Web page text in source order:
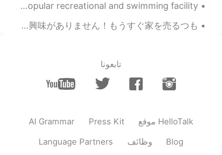
JP
EN
最近火事がほんとに多い気がする。。
Thank you prairie!! 😄 I went to
Costco! Hahaha. But I also bought a new
cap🧢 and new swim trunks. Getting
prairie
2021.07.22 10:13
It was a beautiful day in SF. Sutro Baths were once a popular recreational and swimming facility ...
先週ギターエリアを模様替えをして終えたと思いましたが、後で家族の友達は私に電話をかけました。 あの友達は「ジョーイ、久しぶりですね！最近子供たちはピアノに興味がありません！もうすぐ家を売るつも...
تابعونا
AI Grammar Press Kit موقع HelloTalk
Language Partners وظائف Blog